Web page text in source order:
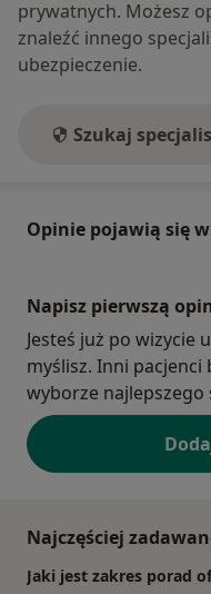
prywatnych. Możesz
znaleźć innego
ubezpieczenie.
Szukaj
Opinie pojawią się
Napisz pierwszą
Jesteś już po wizycie
myślisz. Inni
wyborze najlepszego
Najczęściej
Jaki jest zakres porad